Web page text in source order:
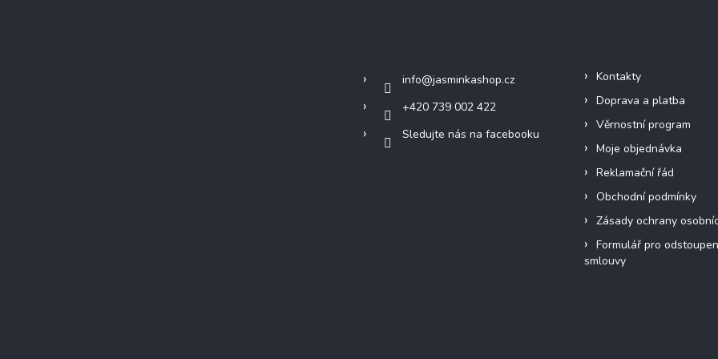
info@jasminkashop.cz
+420 739 002 422
Sledujte nás na facebooku
Kontakty
Doprava a platba
Věrnostní program
Moje objednávka
Reklamační řád
Obchodní podmínky
Zásady ochrany
Formulář pro
smlouvy